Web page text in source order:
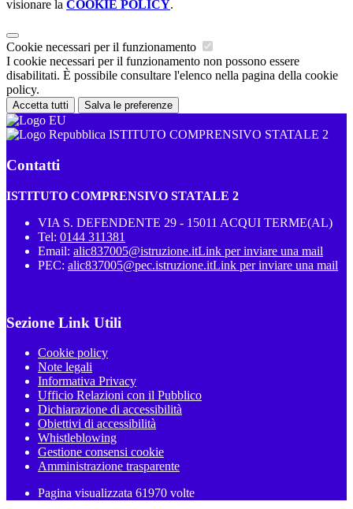
visionare la COOKIE POLICY.
Cookie necessari per il funzionamento
I cookie necessari per il funzionamento non possono essere
disabilitati. È possibile consultare l'elenco nella pagina della cookie
policy.
Accetta tutti Salva le preferenze
ISTITUTO COMPRENSIVO STATALE 2
Contatti
ISTITUTO COMPRENSIVO STATALE 2
VIA S. DEFENDENTE 29 - 15011 ACQUI TERME(AL)
Tel: 0144 311381
Email: alic837005@istruzione.itLink per inviare una mail
PEC: alic837005@pec.istruzione.itLink per inviare una mail
Sezione Link Utili
Cookie policy
Note legali
Informativa Privacy
Ufficio Relazioni con il Pubblico
Dichiarazione di accessibilità
Obiettivi di accessibilità
Whistleblowing
Gestione consensi cookie
Amministrazione trasparente
Pagina visualizzata 61970 volte